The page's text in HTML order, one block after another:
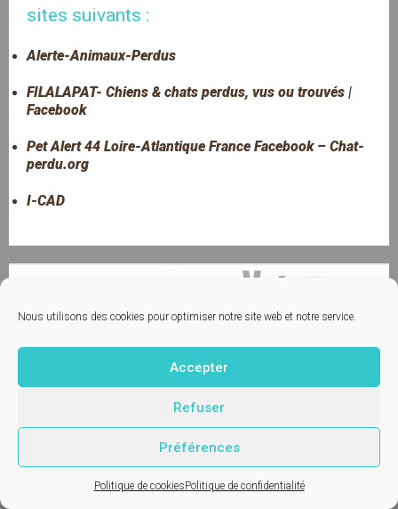
Nous utilisons des cookies pour optimiser notre site web et notre service.
Accepter
Refuser
Préférences
Politique de cookiesPolitique de confidentialité
sites suivants :
Alerte-Animaux-Perdus
FILALAPAT- Chiens & chats perdus, vus ou trouvés |
Facebook
Pet Alert 44 Loire-Atlantique France Facebook – Chat-
perdu.org
I-CAD
© Vetup - logiciel vétérinaire